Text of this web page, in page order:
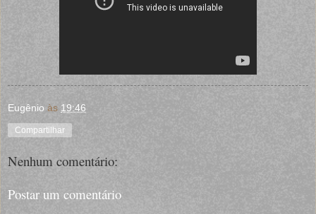
Eugênio às 19:46
Compartilhar
Nenhum comentário:
Postar um comentário